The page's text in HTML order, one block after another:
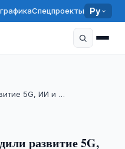
Спецпроекты Ру
5G, ИИ и …
развитие 5G,